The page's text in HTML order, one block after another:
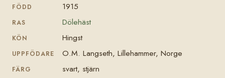
FÖDD 1915
RAS Dölehäst
KÖN Hingst
UPPFÖDARE O.M. Langseth, Lillehammer, Norge
FÄRG svart, stjärn